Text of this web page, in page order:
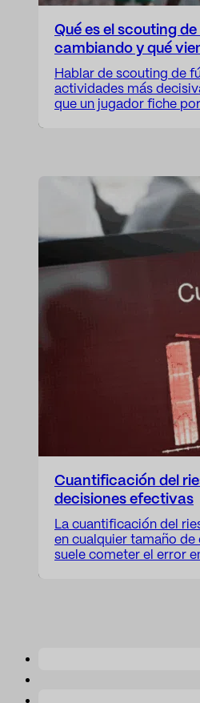
Qué es el scouting
cambiando y qué
Hablar de scouting de
actividades más
que un jugador fiche
Cuantificación del
decisiones efectivas
La cuantificación del
en cualquier tamaño de
suele cometer el error